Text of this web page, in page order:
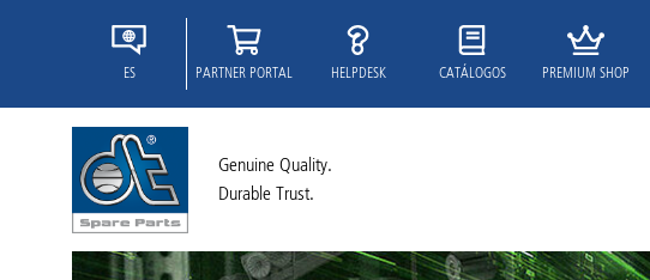
ES PARTNER PORTAL HELPDESK CATÁLOGOS PREMIUM SHOP
Genuine Quality.
Durable Trust.